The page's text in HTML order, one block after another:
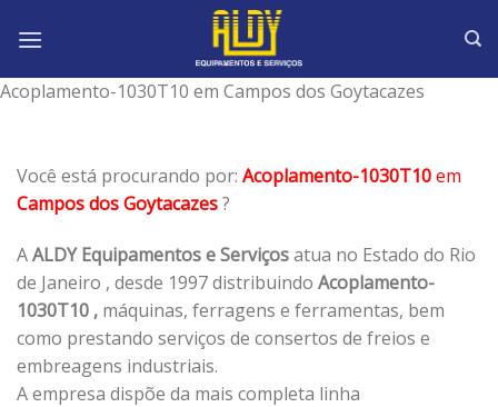
Acoplamento-1030T10 em Campos dos Goytacazes
Você está procurando por: Acoplamento-1030T10em
Campos dos Goytacazes?
AALDY Equipamentos e Serviçosatua no Estado do Rio
de Janeiro , desde 1997 distribuindo Acoplamento-
1030T10 , máquinas, ferragens e ferramentas, bem
como prestando serviços de consertos de freios e
embreagens industriais.
A empresa dispõe da mais completa linha